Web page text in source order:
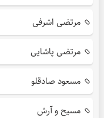
مرتضی اشرفی
مرتضی پاشایی
مسعود صادقلو
مسیح و آرش